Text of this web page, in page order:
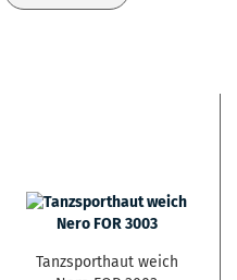
Tanzsporthaut weich